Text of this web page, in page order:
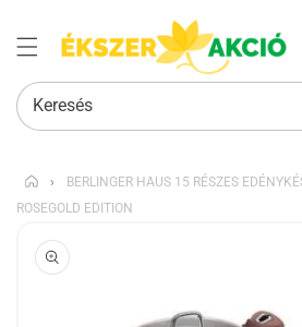
Keresés
›
BERLINGER HAUS 15 RÉSZES
ROSEGOLD EDITION
UGRÁS A
TERMÉKADATOKRA